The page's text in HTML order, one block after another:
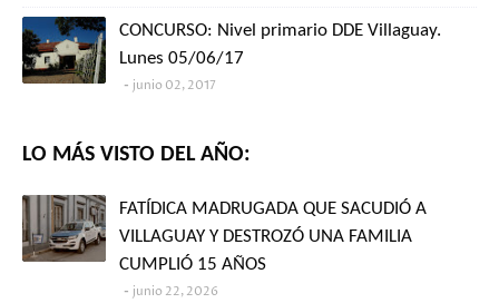
CONCURSO: Nivel primario DDE Villaguay.
Lunes 05/06/17
junio 02, 2017
LO MÁS VISTO DEL AÑO:
FATÍDICA MADRUGADA QUE SACUDIÓ A
VILLAGUAY Y DESTROZÓ UNA FAMILIA
CUMPLIÓ 15 AÑOS
junio 22, 2026